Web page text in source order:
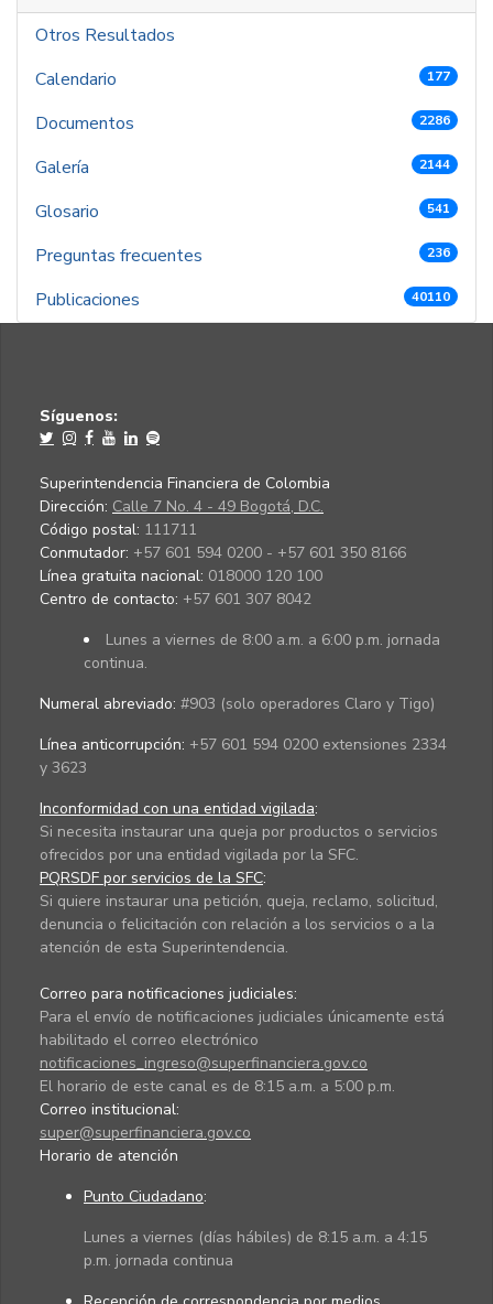
Otros Resultados
Calendario
177
Documentos 2286
Galería 2144
Glosario 541
Preguntas frecuentes 236
Publicaciones 40110
Síguenos:
Superintendencia Financiera de Colombia
Dirección: Calle 7 No. 4 - 49 Bogotá, D.C.
Código postal: 111711
Conmutador: +57 601 594 0200 - +57 601 350 8166
Línea gratuita nacional: 018000 120 100
Centro de contacto: +57 601 307 8042
Lunes a viernes de 8:00 a.m. a 6:00 p.m. jornada
continua.
Numeral abreviado: #903 (solo operadores Claro y Tigo)
Línea anticorrupción: +57 601 594 0200 extensiones 2334
y 3623
Inconformidad con una entidad vigilada:
Si necesita instaurar una queja por productos o servicios
ofrecidos por una entidad vigilada por la SFC.
PQRSDF por servicios de la SFC:
Si quiere instaurar una petición, queja, reclamo, solicitud,
denuncia o felicitación con relación a los servicios o a la
atención de esta Superintendencia.
Correo para notificaciones judiciales:
Para el envío de notificaciones judiciales únicamente está
habilitado el correo electrónico
notificaciones_ingreso@superfinanciera.gov.co
El horario de este canal es de 8:15 a.m. a 5:00 p.m.
Correo institucional:
super@superfinanciera.gov.co
Horario de atención
Punto Ciudadano:
Lunes a viernes (días hábiles) de 8:15 a.m. a 4:15
p.m. jornada continua